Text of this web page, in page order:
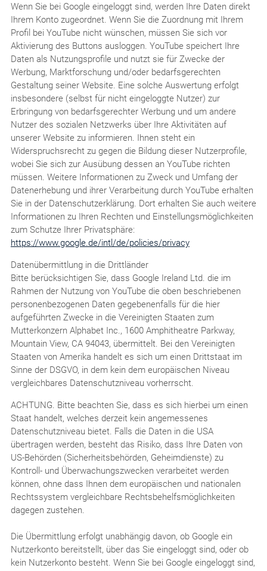
Wenn Sie bei Google eingeloggt sind, werden Ihre Daten direkt
Ihrem Konto zugeordnet. Wenn Sie die Zuordnung mit Ihrem
Profil bei YouTube nicht wünschen, müssen Sie sich vor
Aktivierung des Buttons ausloggen. YouTube speichert Ihre
Daten als Nutzungsprofile und nutzt sie für Zwecke der
Werbung, Marktforschung und/oder bedarfsgerechten
Gestaltung seiner Website. Eine solche Auswertung erfolgt
insbesondere (selbst für nicht eingeloggte Nutzer) zur
Erbringung von bedarfsgerechter Werbung und um andere
Nutzer des sozialen Netzwerks über Ihre Aktivitäten auf
unserer Website zu informieren. Ihnen steht ein
Widerspruchsrecht zu gegen die Bildung dieser Nutzerprofile,
wobei Sie sich zur Ausübung dessen an YouTube richten
müssen. Weitere Informationen zu Zweck und Umfang der
Datenerhebung und ihrer Verarbeitung durch YouTube erhalten
Sie in der Datenschutzerklärung. Dort erhalten Sie auch weitere
Informationen zu Ihren Rechten und Einstellungsmöglichkeiten
zum Schutze Ihrer Privatsphäre:
https://www.google.de/intl/de/policies/privacy
Datenübermittlung in die Drittländer
Bitte berücksichtigen Sie, dass Google Ireland Ltd. die im
Rahmen der Nutzung von YouTube die oben beschriebenen
personenbezogenen Daten gegebenenfalls für die hier
aufgeführten Zwecke in die Vereinigten Staaten zum
Mutterkonzern Alphabet Inc., 1600 Amphitheatre Parkway,
Mountain View, CA 94043, übermittelt. Bei den Vereinigten
Staaten von Amerika handelt es sich um einen Drittstaat im
Sinne der DSGVO, in dem kein dem europäischen Niveau
vergleichbares Datenschutzniveau vorherrscht.
ACHTUNG. Bitte beachten Sie, dass es sich hierbei um einen
Staat handelt, welches derzeit kein angemessenes
Datenschutzniveau bietet. Falls die Daten in die USA
übertragen werden, besteht das Risiko, dass Ihre Daten von
US-Behörden (Sicherheitsbehörden, Geheimdienste) zu
Kontroll- und Überwachungszwecken verarbeitet werden
können, ohne dass Ihnen dem europäischen und nationalen
Rechtssystem vergleichbare Rechtsbehelfsmöglichkeiten
dagegen zustehen.
Die Übermittlung erfolgt unabhängig davon, ob Google ein
Nutzerkonto bereitstellt, über das Sie eingeloggt sind, oder ob
kein Nutzerkonto besteht. Wenn Sie bei Google eingeloggt sind,